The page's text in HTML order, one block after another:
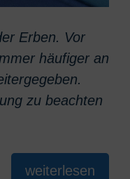
Erben. Vor
häufiger an
zu beachten
weiterlesen